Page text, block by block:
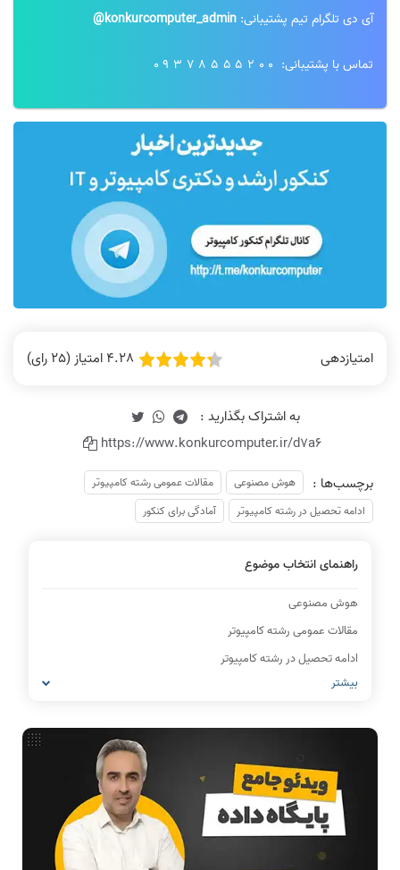
آی دی تلگرام تیم پشتیبانی: konkurcomputer_admin@
تماس با پشتیبانی: 09378555200
امتیازدهی 4.28 امتیاز (25 رای)
https://www.konkurcomputer.ir/d7a6
برچسب‌ها :
هوش مصنوعی
مقالات عمومی رشته کامپیوتر
ادامه تحصیل در رشته کامپیوتر
آمادگی برای کنکور
راهنمای انتخاب موضوع
هوش مصنوعی
مقالات عمومی رشته کامپیوتر
ادامه تحصیل در رشته کامپیوتر
آمادگی برای کنکور
مشاغل رشته کامپیوتر
معماری کامپیوتر
ریاضیات گسسته
مدار منطقی
بیشتر